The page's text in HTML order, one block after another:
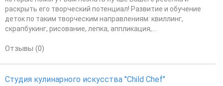
раскрыть его творческий потенциал! Развитие и обучение
деток по таким творческим направлениям: квиллинг,
скрапбукинг, рисование, лепка, аппликация,...
Отзывы (0)
Студия кулинарного искусства "Child Chef"